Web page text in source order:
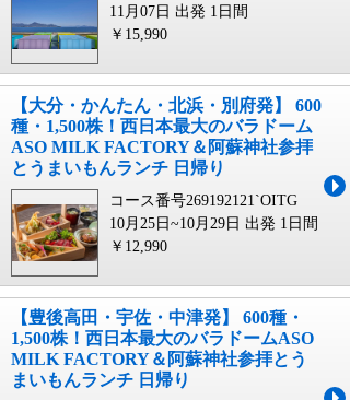
11月07日 出発 1日間
￥15,990
【大分・かんたん・北浜・別府発】 600
種・1,500株！西日本最大のバラドーム
ASO MILK FACTORY＆阿蘇神社参拝
とうまいもんランチ 日帰り
コース番号269192121`OITG
10月25日~10月29日 出発 1日間
￥12,990
【豊後高田・宇佐・中津発】 600種・
1,500株！西日本最大のバラドームASO
MILK FACTORY＆阿蘇神社参拝とう
まいもんランチ 日帰り